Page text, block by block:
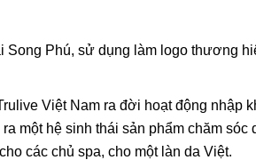
Song Phú, sử dụng làm logo thương
Việt Nam ra đời hoạt động nhập
một hệ sinh thái sản phẩm chăm sóc
các chủ spa, cho một làn da Việt.